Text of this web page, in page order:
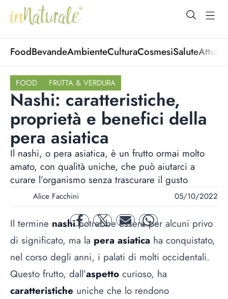
open
FoodBevandeAmbienteCulturaCosmesiSalute
FOOD FRUTTA & VERDURA
Nashi: caratteristiche,
proprietà e benefici della
pera asiatica
Il nashi, o pera asiatica, è un frutto ormai molto
amato, con qualità uniche, che può aiutarci a
curare l’organismo senza trascurare il gusto
Alice Facchini 05/10/2022
facebooktwitter mail whatsapp
Il termine nashipotrebbe essere per alcuni privo
di significato, ma la pera asiatica ha conquistato,
nel corso degli anni, i palati di molti occidentali.
Questo frutto, dall’aspetto curioso, ha
caratteristiche uniche che lo rendono